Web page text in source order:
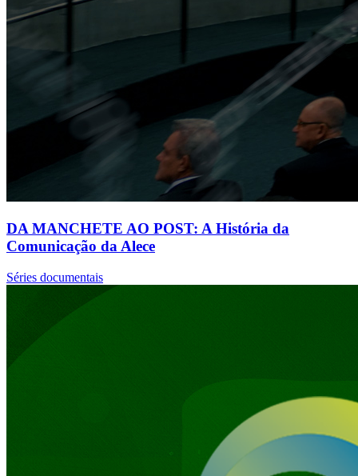
DA MANCHETE AO POST: A História da
Comunicação da Alece
Séries documentais